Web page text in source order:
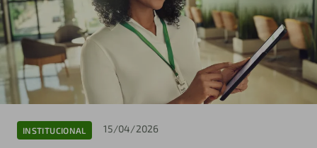
INSTITUCIONAL 15/04/2026